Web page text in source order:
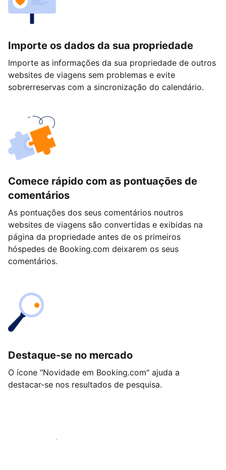
Importe os dados da sua propriedade
Importe as informações da sua propriedade de outros
websites de viagens sem problemas e evite
sobrerreservas com a sincronização do calendário.
Comece rápido com as pontuações de
comentários
As pontuações dos seus comentários noutros
websites de viagens são convertidas e exibidas na
página da propriedade antes de os primeiros
hóspedes de Booking.com deixarem os seus
comentários.
Destaque-se no mercado
O ícone "Novidade em Booking.com" ajuda a
destacar-se nos resultados de pesquisa.
Comece hoje mesmo